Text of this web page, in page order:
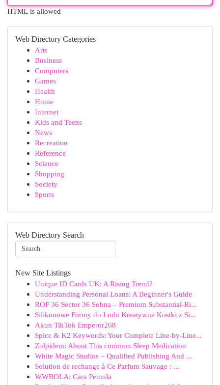
HTML is allowed
Web Directory Categories
Arts
Business
Computers
Games
Health
Home
Internet
Kids and Teens
News
Recreation
Reference
Science
Shopping
Society
Sports
Web Directory Search
New Site Listings
Unique ID Cards UK: A Rising Trend?
Understanding Personal Loans: A Beginner's Guide
ROF 36 Sector 36 Sohna – Premium Substantial-Ri...
Silikonowe Formy do Lodu Kreatywne Kostki z Si...
Akun TikTok Emperor268
Spice & K2 Keywords: Your Complete Line-by-Line...
Zolpidem: About This common Sleep Medication
White Magic Studios – Qualified Publishing And ...
Solution de rechange à Ce Parfum Sauvage : ...
WWBOLA: Cara Pemula